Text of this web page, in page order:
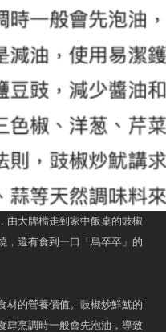
由大牌檔走到家中飯桌的豉椒
，還有食到一口「烏卒卒」的
材的營養價值。豉椒炒鮮魷的
肆烹調時一般會先泡油，導致